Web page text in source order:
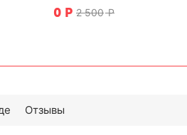
0 Р 2 500 Р
Отзывы